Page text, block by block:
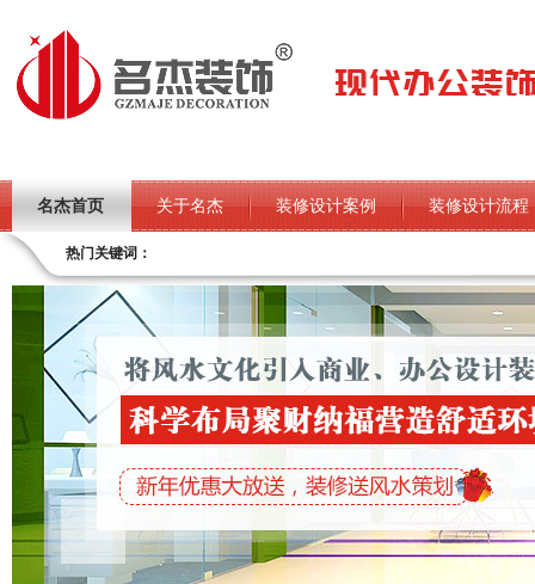
名杰首页 关于名杰 装修设计案例 装修设计流程
热门关键词：